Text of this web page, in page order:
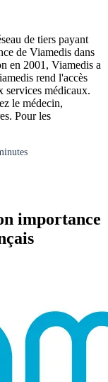
de tiers payant
de Viamedis dans
en 2001, Viamedis a
rend l'accès
services médicaux.
le médecin,
Pour les
importance